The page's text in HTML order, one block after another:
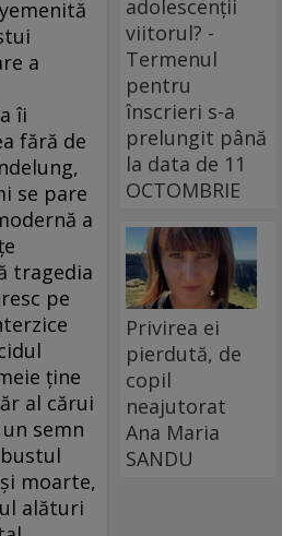
a
îi
fără de
se pare
a
tragedia
pe
ţine
al cărui
semn
moarte,
alături
adolescenții
viitorul? -
Termenul
pentru
înscrieri s-a
prelungit până
la data de 11
OCTOMBRIE
Privirea ei
pierdută, de
copil
neajutorat
Ana Maria
SANDU